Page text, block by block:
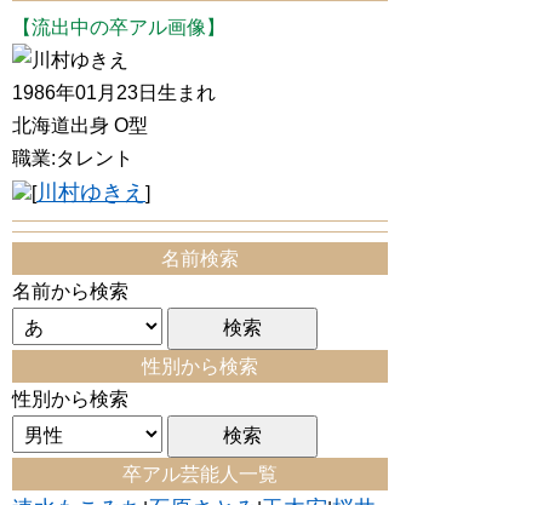
【流出中の卒アル画像】
川村ゆきえ
1986年01月23日生まれ
北海道出身 O型
職業:タレント
[川村ゆきえ ]
名前検索
名前から検索
性別から検索
性別から検索
卒アル芸能人一覧